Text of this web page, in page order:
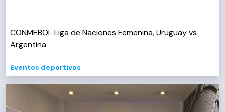
CONMEBOL Liga de Naciones Femenina, Uruguay vs
Argentina
Eventos deportivos